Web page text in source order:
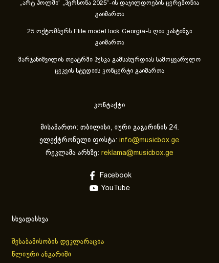
„არტ ჰოლში“ „პერსონა 2025“-ის დაჯილდოების ცერემონია
გაიმართა
25 ოქტომბერს Elite model look Georgia-ს ღია კასტინგი
გაიმართა
მარჯანიშვილის თეატრში პუსკა გამსახურდიას სამოყვარულო
ცეკვის სტუდიის კონცერტი გაიმართა
კონტაქტი
მისამართი: თბილისი, იური გაგარინის 24.
ელექტრონული ფოსტა: info@musicbox.ge
რეკლამა არხზე: reklama@musicbox.ge
Facebook
YouTube
სხვადასხვა
შესაბამისობის დეკლარაცია
წლიური ანგარიში